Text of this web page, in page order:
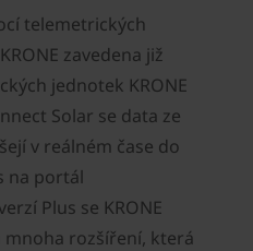
telemetrických
zavedena již
jednotek KRONE
Solar se data ze
v reálném čase do
na portál
Plus se KRONE
mnoha rozšíření, která